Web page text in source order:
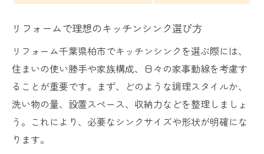
進め方
実用性と美観を両立するリフォームのシン
ク選択
リフォーム経験者が語るシンク選びの落と
し穴
シンクリフォームで気をつけたいポイント
リフォームで理想のキッチンシンク選び方
リフォーム千葉県柏市でキッチンシンクを選ぶ際には、
住まいの使い勝手や家族構成、日々の家事動線を考慮す
ることが重要です。まず、どのような調理スタイルか、
洗い物の量、設置スペース、収納力などを整理しましょ
う。これにより、必要なシンクサイズや形状が明確にな
ります。